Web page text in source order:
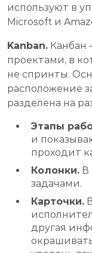
используют в
Microsoft и
Kanban. Канбан
проектами, в
не спринты.
расположение
разделена на
Этапы
и
проходит
Колонки. В
задачами.
Карточки.
другая